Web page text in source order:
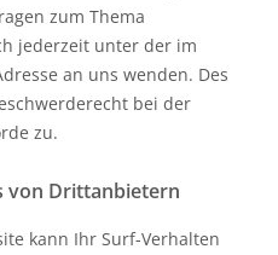
zum Thema
jederzeit unter der im
an uns wenden. Des
bei der
zu.
von Drittanbietern
kann Ihr Surf-Verhalten